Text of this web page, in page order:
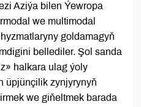
Aziýa bilen Ýewropa
we multimodal
goldamagyň
bellediler. Şol sanda
halkara ulag ýoly
üpjünçilik zynjyrynyň
we giňeltmek barada